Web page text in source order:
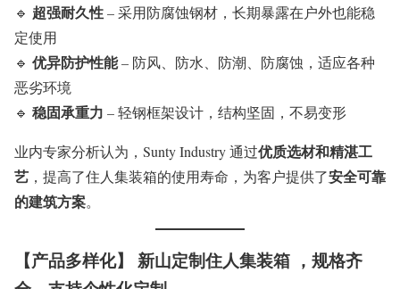
🔹 超强耐久性– 采用防腐蚀钢材，长期暴露在户外也能稳
定使用
🔹 优异防护性能– 防风、防水、防潮、防腐蚀，适应各种
恶劣环境
🔹 稳固承重力 – 轻钢框架设计，结构坚固，不易变形
业内专家分析认为，Sunty Industry 通过优质选材和精湛工
艺 ，提高了住人集装箱的使用寿命，为客户提供了安全可靠
的建筑方案。
【产品多样化】 新山定制住人集装箱 ，规格齐